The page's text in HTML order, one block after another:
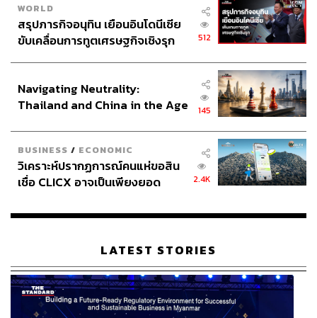
WORLD
สรุปภารกิจอนุทิน เยือนอินโดนีเซีย
ขับเคลื่อนการทูตเศรษฐกิจเชิงรุก
512
Navigating Neutrality:
Thailand and China in the Age
145
BUSINESS / ECONOMIC
วิเคราะห์ปรากฏการณ์คนแห่ขอสิน
เชื่อ CLICX อาจเป็นเพียงยอด
เรือนไทยที่ถูกซุกไว้
2.4K
LATEST STORIES